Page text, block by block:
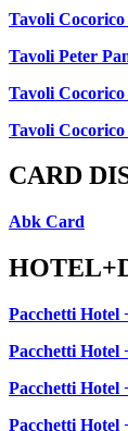
Tavoli Cocorico
Tavoli Peter
Tavoli Cocorico
Tavoli Cocorico
CARD
Abk Card
Pacchetti Hotel
Pacchetti Hotel
Pacchetti Hotel
Pacchetti Hotel